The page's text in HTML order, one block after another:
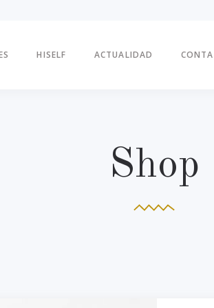
HISELF ACTUALIDAD
Shop